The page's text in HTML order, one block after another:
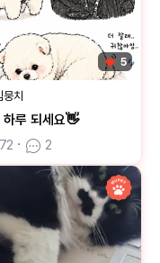
5
뭉치
하루 되세요👋
ㆍ 2